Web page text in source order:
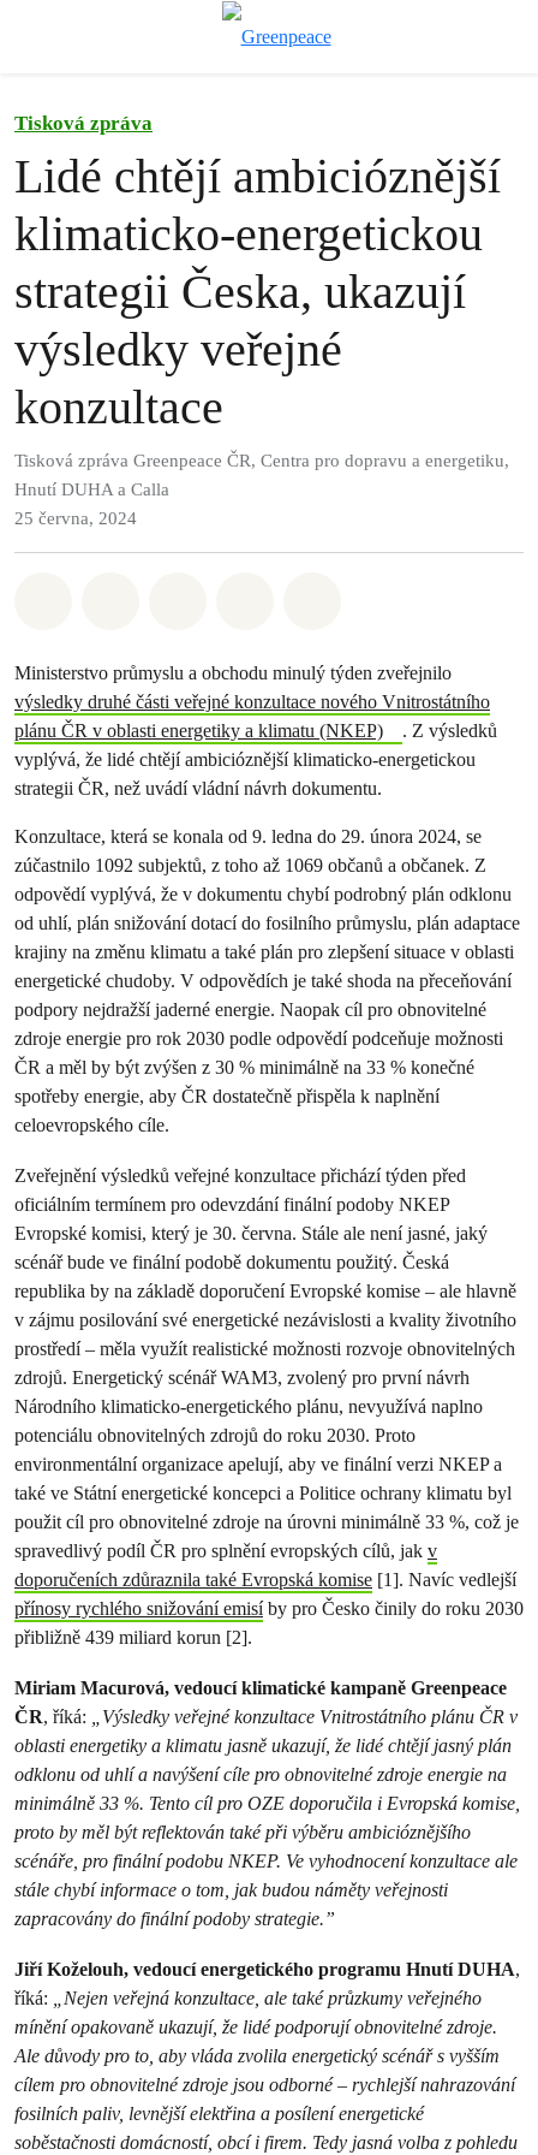
Tisková zpráva
Lidé chtějí ambicióznější
klimaticko-energetickou
strategii Česka, ukazují
výsledky veřejné
konzultace
Tisková zpráva Greenpeace ČR, Centra pro dopravu a energetiku,
Hnutí DUHA a Calla
25 června, 2024
Ministerstvo průmyslu a obchodu minulý týden zveřejnilo
výsledky druhé části veřejné konzultace nového Vnitrostátního
plánu ČR v oblasti energetiky a klimatu (NKEP)
. Z výsledků
vyplývá, že lidé chtějí ambicióznější klimaticko-energetickou
strategii ČR, než uvádí vládní návrh dokumentu.
Konzultace, která se konala od 9. ledna do 29. února 2024, se
zúčastnilo 1092 subjektů, z toho až 1069 občanů a občanek. Z
odpovědí vyplývá, že v dokumentu chybí podrobný plán odklonu
od uhlí, plán snižování dotací do fosilního průmyslu, plán adaptace
krajiny na změnu klimatu a také plán pro zlepšení situace v oblasti
energetické chudoby. V odpovědích je také shoda na přeceňování
podpory nejdražší jaderné energie. Naopak cíl pro obnovitelné
zdroje energie pro rok 2030 podle odpovědí podceňuje možnosti
ČR a měl by být zvýšen z 30 % minimálně na 33 % konečné
spotřeby energie, aby ČR dostatečně přispěla k naplnění
celoevropského cíle.
Zveřejnění výsledků veřejné konzultace přichází týden před
oficiálním termínem pro odevzdání finální podoby NKEP
Evropské komisi, který je 30. června. Stále ale není jasné, jaký
scénář bude ve finální podobě dokumentu použitý. Česká
republika by na základě doporučení Evropské komise –⁠ ale hlavně
v zájmu posilování své energetické nezávislosti a kvality životního
prostředí –⁠ měla využít realistické možnosti rozvoje obnovitelných
zdrojů. Energetický scénář WAM3, zvolený pro první návrh
Národního klimaticko-energetického plánu, nevyužívá naplno
potenciálu obnovitelných zdrojů do roku 2030. Proto
environmentální organizace apelují, aby ve finální verzi NKEP a
také ve Státní energetické koncepci a Politice ochrany klimatu byl
použit cíl pro obnovitelné zdroje na úrovni minimálně 33 %, což je
spravedlivý podíl ČR pro splnění evropských cílů, jak v
doporučeních zdůraznila také Evropská komise [1]. Navíc vedlejší
přínosy rychlého snižování emisíby pro Česko činily do roku 2030
přibližně 439 miliard korun [2].
Miriam Macurová, vedoucí klimatické kampaně Greenpeace
ČR, říká: „Výsledky veřejné konzultace Vnitrostátního plánu ČR v
oblasti energetiky a klimatu jasně ukazují, že lidé chtějí jasný plán
odklonu od uhlí a navýšení cíle pro obnovitelné zdroje energie na
minimálně 33 %. Tento cíl pro OZE doporučila i Evropská komise,
proto by měl být reflektován také při výběru ambicióznějšího
scénáře, pro finální podobu NKEP. Ve vyhodnocení konzultace ale
stále chybí informace o tom, jak budou náměty veřejnosti
zapracovány do finální podoby strategie.”
Jiří Koželouh, vedoucí energetického programu Hnutí DUHA,
říká: „Nejen veřejná konzultace, ale také průzkumy veřejného
mínění opakovaně ukazují, že lidé podporují obnovitelné zdroje.
Ale důvody pro to, aby vláda zvolila energetický scénář s vyšším
cílem pro obnovitelné zdroje jsou odborné – rychlejší nahrazování
fosilních paliv, levnější elektřina a posílení energetické
soběstačnosti domácností, obcí i firem. Tedy jasná volba z pohledu